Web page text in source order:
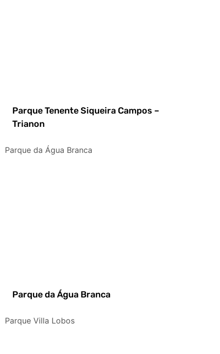
Parque Tenente Siqueira Campos –
Trianon
Parque da Água Branca
Parque da Água Branca
Parque Villa Lobos